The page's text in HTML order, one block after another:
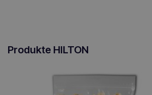
Produkte HILTON